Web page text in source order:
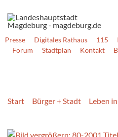
Presse Digitales Rathaus 115
Forum
Stadtplan Kontakt
Start Bürger + Stadt Leben